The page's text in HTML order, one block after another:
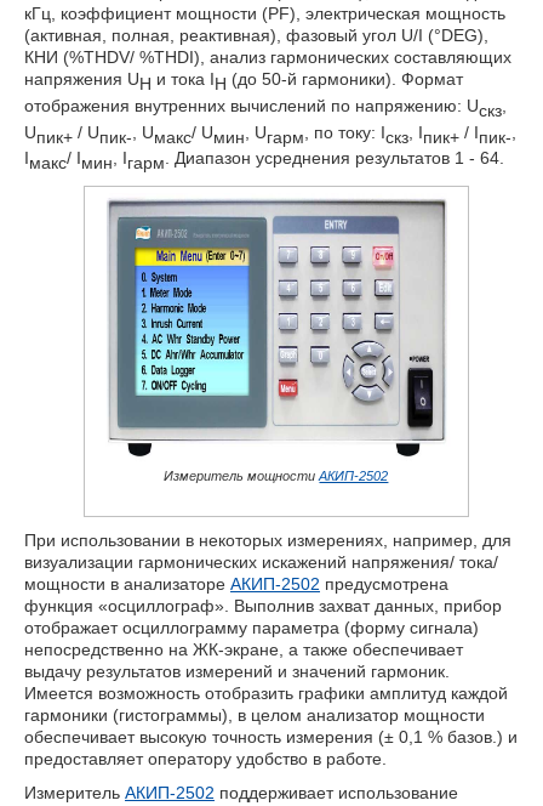
кГц, коэффициент мощности (PF), электрическая мощность
(активная, полная, реактивная), фазовый угол U/I (°DEG),
КНИ (%THDV/ %THDI), анализ гармонических составляющих
напряжения UH и тока IH (до 50-й гармоники). Формат
отображения внутренних вычислений по напряжению: Uскз
Uпик+ / Uпик- , Uмакс/ Uмин , Uгарм , по току: Iскз , Iпик+ / Iпик-
Iмакс/ Iмин, Iгарм. Диапазон усреднения результатов 1 - 64.
Измеритель мощностиАКИП-2502
При использовании в некоторых измерениях, например, для
визуализации гармонических искажений напряжения/ тока/
мощности в анализаторе АКИП-2502 предусмотрена
функция «осциллограф». Выполнив захват данных, прибор
отображает осциллограмму параметра (форму сигнала)
непосредственно на ЖК-экране, а также обеспечивает
выдачу результатов измерений и значений гармоник.
Имеется возможность отобразить графики амплитуд каждой
гармоники (гистограммы), в целом анализатор мощности
обеспечивает высокую точность измерения (± 0,1 % базов.) и
предоставляет оператору удобство в работе.
Измеритель АКИП-2502 поддерживает использование